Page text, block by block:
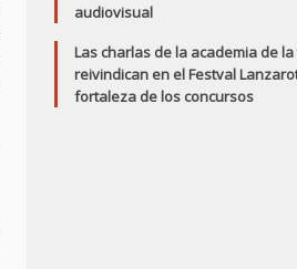
audiovisual
Las charlas de la academia de
reivindican en el Festval
fortaleza de los concursos